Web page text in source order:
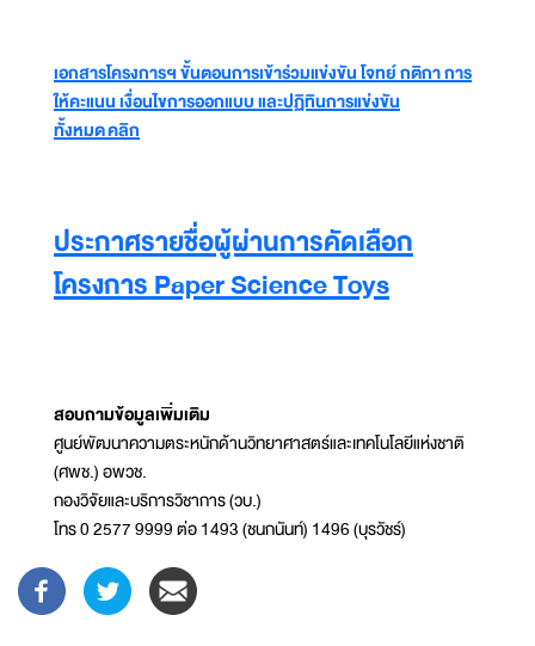
เอกสารโครงการฯ ขั้นตอนการเข้าร่วมแข่งขัน โจทย์ กติกา การ
ให้คะแนน เงื่อนไขการออกแบบ และปฏิทินการแข่งขัน
ทั้งหมด คลิก
ประกาศรายชื่อผู้ผ่านการคัดเลือก
โครงการ Paper Science Toys
สอบถามข้อมูลเพิ่มเติม
ศูนย์พัฒนาความตระหนักด้านวิทยาศาสตร์และเทคโนโลยีแห่งชาติ
(ศพช.) อพวช.
กองวิจัยและบริการวิชาการ (วบ.)
โทร 0 2577 9999 ต่อ 1493 (ชนกนันท์) 1496 (บุรวัชร์)